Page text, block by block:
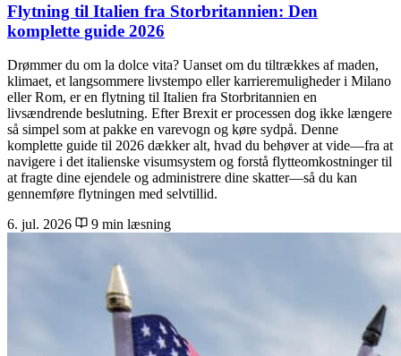
Flytning til Italien fra Storbritannien: Den
komplette guide 2026
Drømmer du om la dolce vita? Uanset om du tiltrækkes af maden,
klimaet, et langsommere livstempo eller karrieremuligheder i Milano
eller Rom, er en flytning til Italien fra Storbritannien en
livsændrende beslutning. Efter Brexit er processen dog ikke længere
så simpel som at pakke en varevogn og køre sydpå. Denne
komplette guide til 2026 dækker alt, hvad du behøver at vide—fra at
navigere i det italienske visumsystem og forstå flytteomkostninger til
at fragte dine ejendele og administrere dine skatter—så du kan
gennemføre flytningen med selvtillid.
6. jul. 2026
9 min læsning